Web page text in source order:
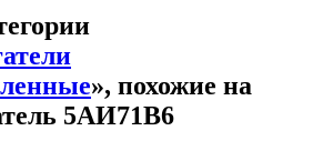
», похожие на
5АИ71В6